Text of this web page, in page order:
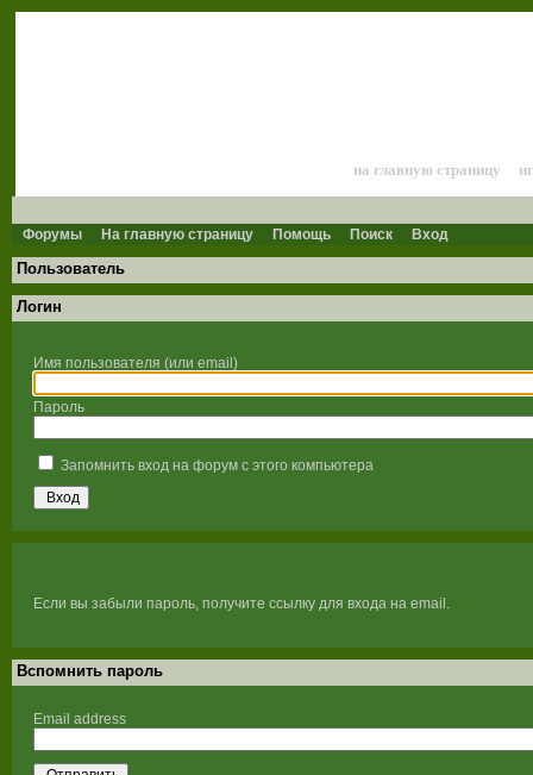
на главную страницу
Форумы На главную страницу Помощь Поиск Вход
Пользователь
Логин
Имя пользователя (или email)
Пароль
Запомнить вход на форум с этого компьютера
Вход
Если вы забыли пароль, получите ссылку для входа на email.
Вспомнить пароль
Email address